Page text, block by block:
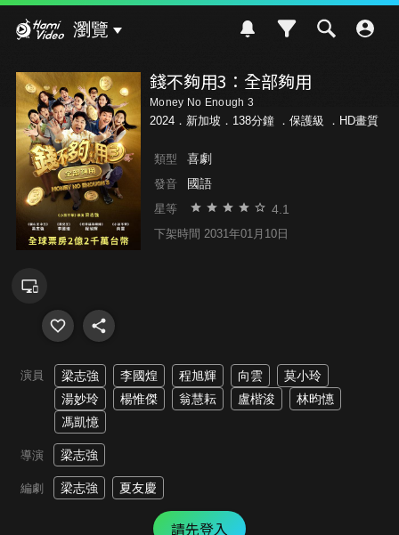
瀏覽
錢不夠用3：全部夠用
Money No Enough 3
2024．新加坡．138分鐘 ． 保護級 ．HD畫質
類型 喜劇
發音 國語
星等 4.1
下架時間 2031年01月10日
演員 梁志強 李國煌 程旭輝 向雲
莫小玲
湯妙玲
楊惟傑 翁慧耘 盧楷浚
林昀憓
馮凱憶
導演 梁志強
編劇 梁志強 夏友慶
請先登入